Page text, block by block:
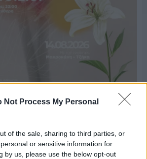
Not Process My Personal
of the sale, sharing to third parties, or
or sensitive information for
by us, please use the below opt-out
με μεγάλο